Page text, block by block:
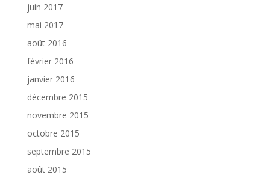
juin 2017
mai 2017
août 2016
février 2016
janvier 2016
décembre 2015
novembre 2015
octobre 2015
septembre 2015
août 2015